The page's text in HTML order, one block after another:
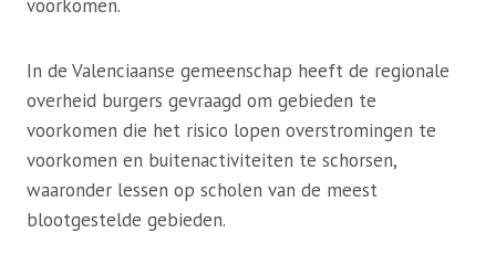
voorkomen.
In de Valenciaanse gemeenschap heeft de regionale
overheid burgers gevraagd om gebieden te
voorkomen die het risico lopen overstromingen te
voorkomen en buitenactiviteiten te schorsen,
waaronder lessen op scholen van de meest
blootgestelde gebieden.